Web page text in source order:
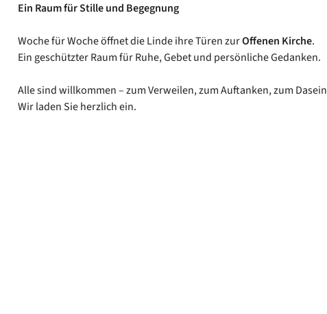
Ein Raum für Stille und Begegnung
Woche für Woche öffnet die Linde ihre Türen zurOffenen Kirche.
Ein geschützter Raum für Ruhe, Gebet und persönliche Gedanken.
Alle sind willkommen – zum Verweilen, zum Auftanken, zum
Wir laden Sie herzlich ein.